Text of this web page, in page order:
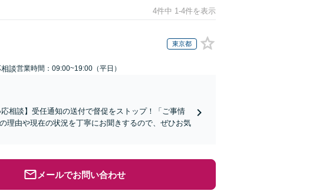
4件中 1-4件を表示
東京都
談営業時間：09:00~19:00（平日）
相談】受任通知の送付で督促をストップ！「ご事情
理由や現在の状況を丁寧にお聞きするので、ぜひお気
メールでお問い合わせ